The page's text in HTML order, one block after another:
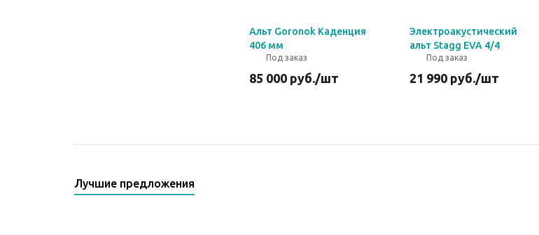
Альт Goronok Каденция
406 мм
Под заказ
85 000 руб./шт
Электроакустический
альт Stagg EVA 4/4
Под заказ
21 990руб./шт
Лучшие предложения